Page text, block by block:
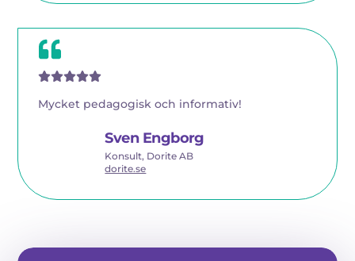
Mycket pedagogisk och informativ!
Sven Engborg
Konsult, Dorite AB
dorite.se